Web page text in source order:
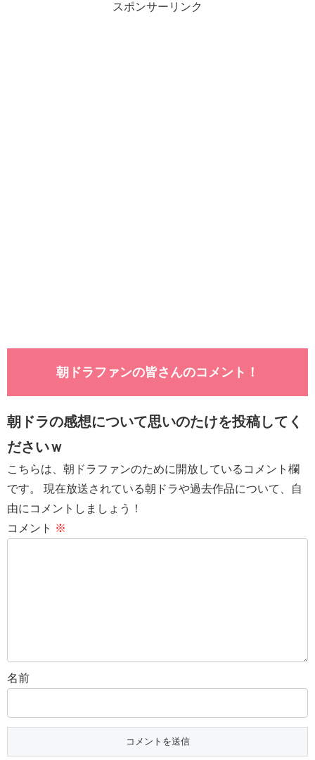
スポンサーリンク
朝ドラファンの皆さんのコメント！
朝ドラの感想について思いのたけを投稿してく
ださいｗ
こちらは、朝ドラファンのために開放しているコメント欄
です。 現在放送されている朝ドラや過去作品について、自
由にコメントしましょう！
コメント ※
名前